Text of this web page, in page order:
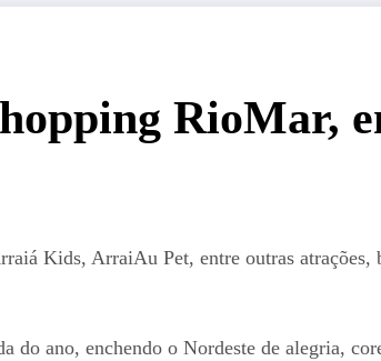
RioMar,
Kids, ArraiAu Pet, entre outras
do ano, enchendo o Nordeste de alegria,